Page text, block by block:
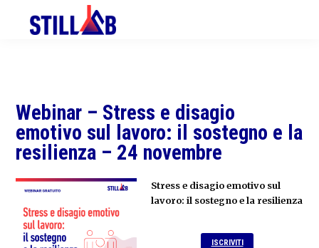
primary
Webinar – Stress e disagio
emotivo sul lavoro: il sostegno e la
resilienza – 24 novembre
Stress e disagio emotivo sul
lavoro: il sostegno e la resilienza
ISCRIVITI